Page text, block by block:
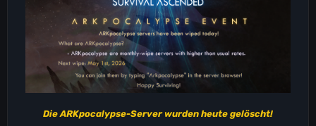
Die ARKpocalypse-Server wurden heute gelöscht!